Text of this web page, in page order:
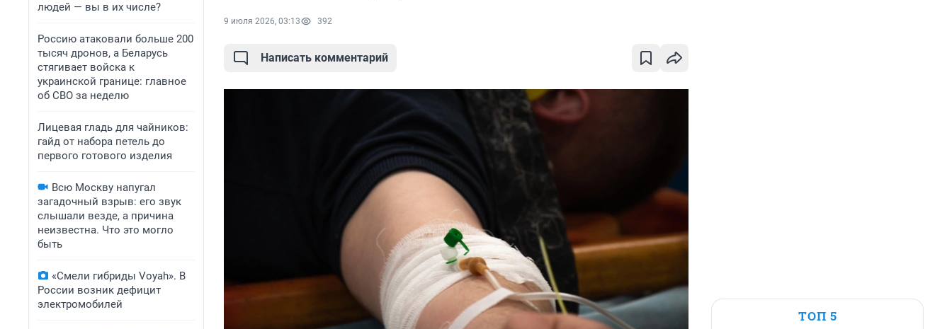
людей — вы в их числе?
Россию атаковали больше 200
тысяч дронов, а Беларусь
стягивает войска к
украинской границе: главное
об СВО за неделю
Лицевая гладь для чайников:
гайд от набора петель до
первого готового изделия
Всю Москву напугал
загадочный взрыв: его звук
слышали везде, а причина
неизвестна. Что это могло
быть
«Смели гибриды Voyah». В
России возник дефицит
электромобилей
9 июля 2026, 03:13 392
Написать комментарий
ТОП 5